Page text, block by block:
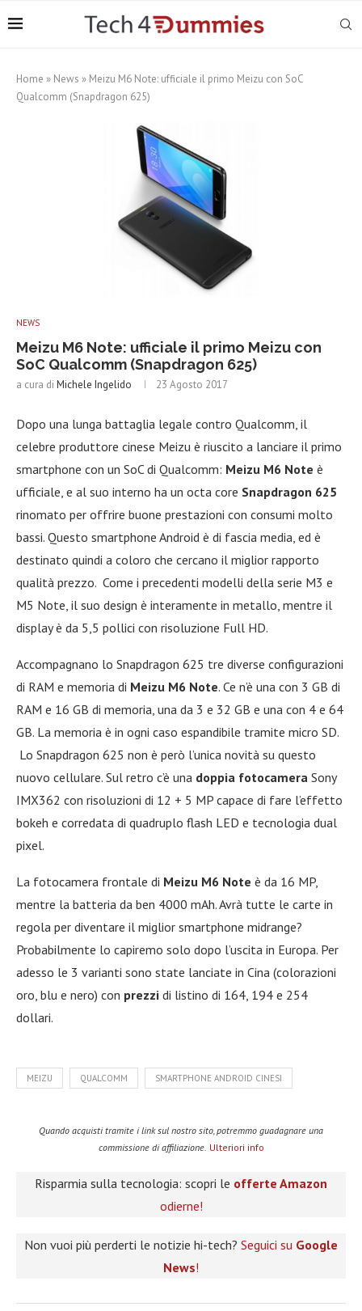
Home » News » Meizu M6 Note: ufficiale il primo Meizu con SoC
Qualcomm (Snapdragon 625)
NEWS
Meizu M6 Note: ufficiale il primo Meizu con
SoC Qualcomm (Snapdragon 625)
a cura di Michele Ingelido 23 Agosto 2017
Dopo una lunga battaglia legale contro Qualcomm, il
celebre produttore cinese Meizu è riuscito a lanciare il primo
smartphone con un SoC di Qualcomm: Meizu M6 Note è
ufficiale, e al suo interno ha un octa core Snapdragon 625
rinomato per offrire buone prestazioni con consumi molto
bassi. Questo smartphone Android è di fascia media, ed è
destinato quindi a coloro che cercano il miglior rapporto
qualità prezzo. Come i precedenti modelli della serie M3 e
M5 Note, il suo design è interamente in metallo, mentre il
display è da 5,5 pollici con risoluzione Full HD.
Accompagnano lo Snapdragon 625 tre diverse configurazioni
di RAM e memoria di Meizu M6 Note. Ce n’è una con 3 GB di
RAM e 16 GB di memoria, una da 3 e 32 GB e una con 4 e 64
GB. La memoria è in ogni caso espandibile tramite micro SD.
Lo Snapdragon 625 non è però l’unica novità su questo
nuovo cellulare. Sul retro c’è una doppia fotocamera Sony
IMX362 con risoluzioni di 12 + 5 MP capace di fare l’effetto
bokeh e corredata di quadruplo flash LED e tecnologia dual
pixel.
La fotocamera frontale di Meizu M6 Note è da 16 MP,
mentre la batteria da ben 4000 mAh. Avrà tutte le carte in
regola per diventare il miglior smartphone midrange?
Probabilmente lo capiremo solo dopo l’uscita in Europa. Per
adesso le 3 varianti sono state lanciate in Cina (colorazioni
oro, blu e nero) con prezzi di listino di 164, 194 e 254
dollari.
MEIZU QUALCOMM SMARTPHONE ANDROID CINESI
Quando acquisti tramite i link sul nostro sito, potremmo guadagnare una
commissione di affiliazione. Ulteriori info
Risparmia sulla tecnologia: scopri le offerte Amazon
odierne!
Non vuoi più perderti le notizie hi-tech? Seguici su Google
News!